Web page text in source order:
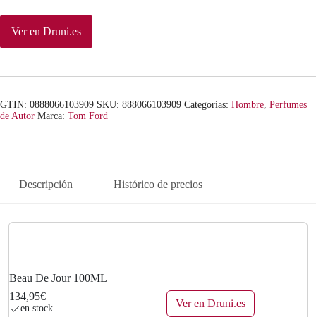
Ver en Druni.es
GTIN: 0888066103909 SKU: 888066103909 Categorías: Hombre, Perfumes
de Autor Marca: Tom Ford
Descripción Histórico de precios
Beau De Jour 100ML
134,95€
en stock Ver en Druni.es